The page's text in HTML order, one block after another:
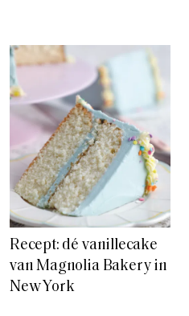
Recept: dé vanillecake
van Magnolia Bakery in
New York